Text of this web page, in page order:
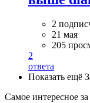
2
21 мая
205
2
ответа
Показать ещё
Самое интересное за